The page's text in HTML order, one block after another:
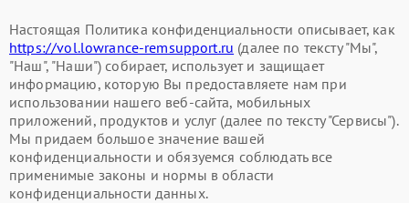
Настоящая Политика конфиденциальности описывает, как
https://vol.lowrance-remsupport.ru (далее по тексту "Мы",
"Наш", "Наши") собирает, использует и защищает
информацию, которую Вы предоставляете нам при
использовании нашего веб-сайта, мобильных
приложений, продуктов и услуг (далее по тексту "Сервисы").
Мы придаем большое значение вашей
конфиденциальности и обязуемся соблюдать все
применимые законы и нормы в области
конфиденциальности данных.